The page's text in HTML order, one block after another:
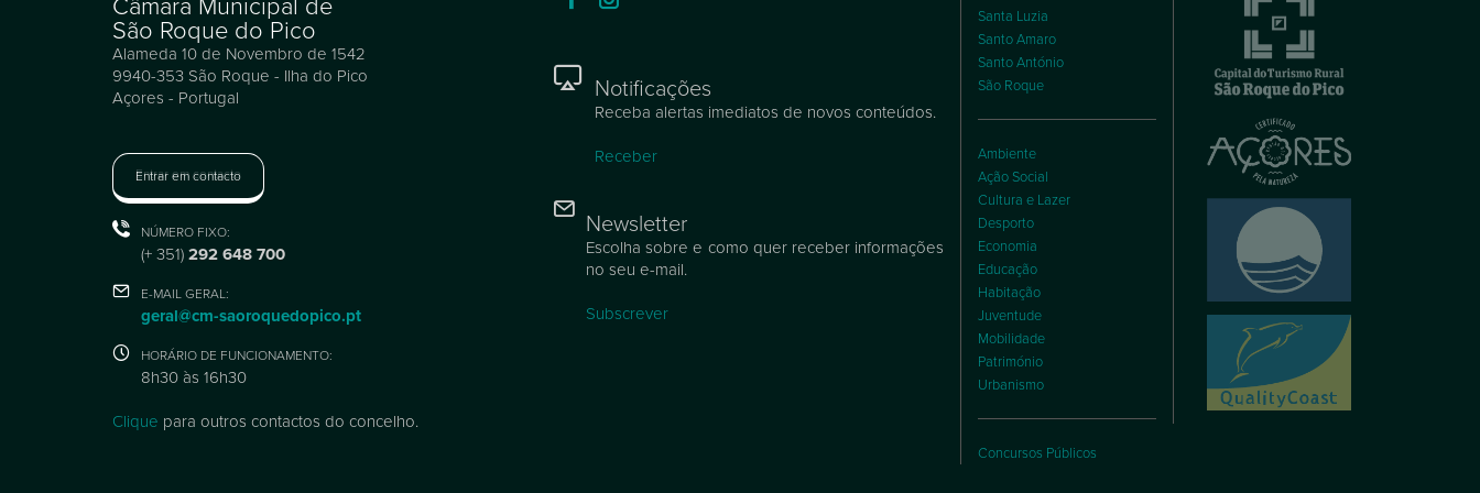
Câmara Municipal de
São Roque do Pico
Alameda 10 de Novembro de 1542
9940-353 São Roque - Ilha do Pico
Açores - Portugal
Entrar em contacto
NÚMERO FIXO:
(+ 351) 292 648 700
E-MAIL GERAL:
geral@cm-saoroquedopico.pt
HORÁRIO DE FUNCIONAMENTO:
8h30 às 16h30
Clique para outros contactos do concelho.
Notificações
Receba alertas imediatos de novos conteúdos.
Receber
Newsletter
Escolha sobre e como quer receber informações
no seu e-mail.
Subscrever
Santa Luzia
Santo Amaro
Santo António
São Roque
Ambiente
Ação Social
Cultura e Lazer
Desporto
Economia
Educação
Habitação
Juventude
Mobilidade
Património
Urbanismo
Concursos Públicos